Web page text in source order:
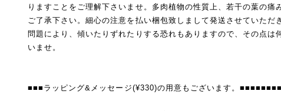
りますことをご理解下さいませ。多肉植物の性質上、若干の葉の痛
ご了承下さい。細心の注意を払い梱包致しまして発送させていただ
問題により、傾いたりずれたりする恐れもありますので、その点は
いませ。
■■■ラッピング&メッセージ(¥330)の用意もございます。■■■■■■■■